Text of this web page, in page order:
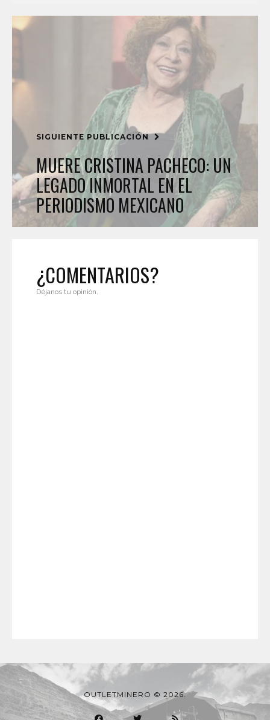
SIGUIENTE PUBLICACIÓN
MUERE CRISTINA PACHECO: UN
LEGADO INMORTAL EN EL
PERIODISMO MEXICANO
¿COMENTARIOS?
Déjanos tu opinión.
OUTLETMINERO © 2026.